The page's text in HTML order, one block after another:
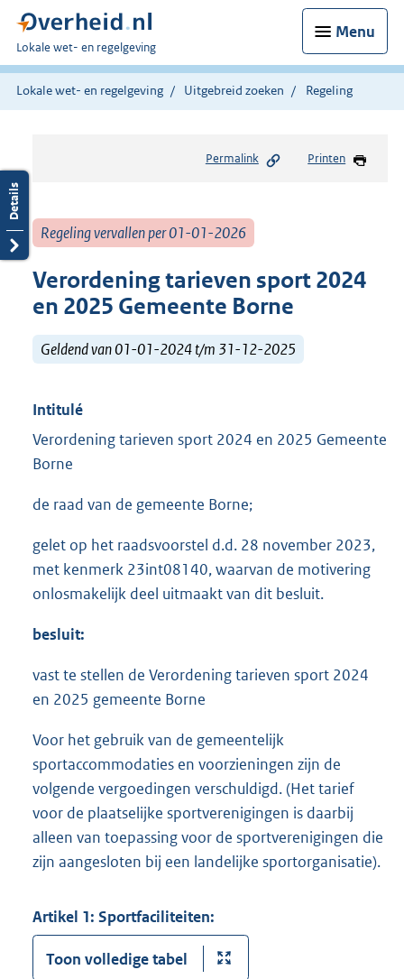
Menu
U
bent
hier:
Lokale wet- en regelgeving
Lokale wet- en regelgeving Uitgebreid zoeken Regeling
Permalink Printen
Regeling vervallen per 01-01-2026
Verordening tarieven sport 2024
en 2025 Gemeente Borne
Geldend van 01-01-2024 t/m 31-12-2025
Intitulé
Verordening tarieven sport 2024 en 2025 Gemeente
Borne
de raad van de gemeente Borne;
gelet op het raadsvoorstel d.d. 28 november 2023,
met kenmerk 23int08140, waarvan de motivering
onlosmakelijk deel uitmaakt van dit besluit.
besluit:
vast te stellen de Verordening tarieven sport 2024
en 2025 gemeente Borne
Voor het gebruik van de gemeentelijk
sportaccommodaties en voorzieningen zijn de
volgende vergoedingen verschuldigd. (Het tarief
voor de plaatselijke sportverenigingen is daarbij
alleen van toepassing voor de sportverenigingen die
zijn aangesloten bij een landelijke sportorganisatie).
Artikel 1: Sportfaciliteiten:
Toon volledige tabel